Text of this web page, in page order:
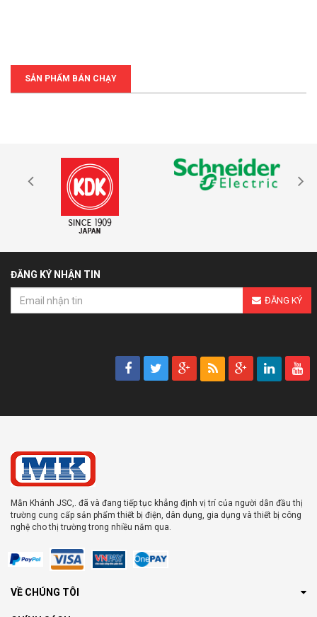
SẢN PHẨM BÁN CHẠY
ĐĂNG KÝ NHẬN TIN
ĐĂNG KÝ
Mẫn Khánh JSC,. đã và đang tiếp tục khẳng định vị trí của người dẫn đầu thị
trường cung cấp sản phẩm thiết bị điện, dân dụng, gia dụng và thiết bị công
nghệ cho thị trường trong nhiều năm qua.
VỀ CHÚNG TÔI